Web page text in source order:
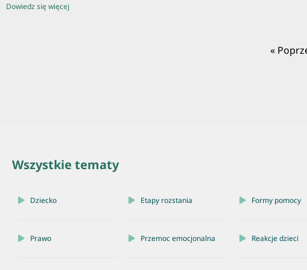
Dowiedz się więcej
«
Wszystkie tematy
Dziecko Etapy rozstania Formy pomocy
Prawo Przemoc emocjonalna Reakcje dzieci